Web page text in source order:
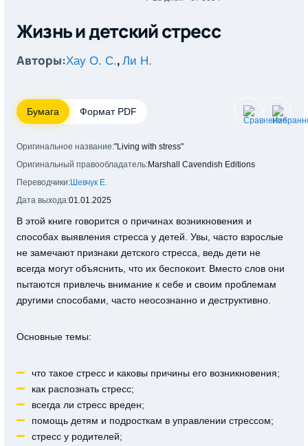
Жизнь и детский стресс
Авторы:Хау О. С., Ли Н.
Бумага Формат PDF
Оригинальное название:"Living with stress"
Оригинальный правообладатель:Marshall Cavendish Editions
Переводчики:Шевчук Е.
Дата выхода:01.01.2025
В этой книге говорится о причинах возникновения и
способах выявления стресса у детей. Увы, часто взрослые
не замечают признаки детского стресса, ведь дети не
всегда могут объяснить, что их беспокоит. Вместо слов они
пытаются привлечь внимание к себе и своим проблемам
другими способами, часто неосознанно и деструктивно.
Основные темы:
что такое стресс и каковы причины его возникновения;
как распознать стресс;
всегда ли стресс вреден;
помощь детям и подросткам в управлении стрессом;
стресс у родителей;